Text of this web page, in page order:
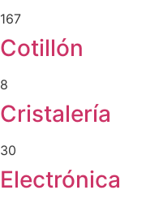
167
Cotillón
8
Cristalería
30
Electrónica